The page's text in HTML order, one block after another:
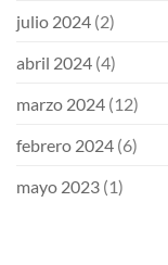
julio 2024 (2)
abril 2024 (4)
marzo 2024 (12)
febrero 2024 (6)
mayo 2023 (1)